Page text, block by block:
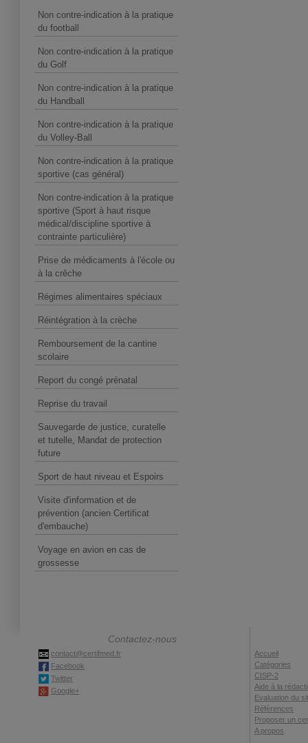
Non contre-indication à la pratique
du football
Non contre-indication à la pratique
du Golf
Non contre-indication à la pratique
du Handball
Non contre-indication à la pratique
du Volley-Ball
Non contre-indication à la pratique
sportive (cas général)
Non contre-indication à la pratique
sportive (Sport à haut risque
médical/discipline sportive à
contrainte particulière)
Prise de médicaments à l'école ou
à la crêche
Régimes alimentaires spéciaux
Réintégration à la crèche
Remboursement de la cantine
scolaire
Report du congé prénatal
Reprise du travail
Sauvegarde de justice, curatelle
et tutelle, Mandat de protection
future
Sport de haut niveau et Espoirs
Visite d'information et de
prévention (ancien Certificat
d'embauche)
Voyage en avion en cas de
grossesse
Contactez-nous
contact@certifmed.fr
Facebook
Twitter
Google+
Accueil
Catégories
CISP-2
Aide à la
Evaluation du
Références
Proposer un
A propos